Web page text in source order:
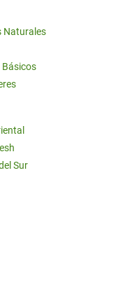
Naturales
Básicos
Sur